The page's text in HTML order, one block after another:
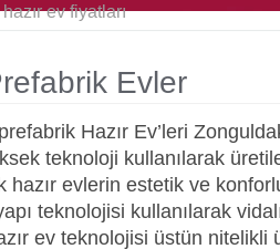
ev fiyatları
Evler
Hazır Ev’leri
teknoloji kullanılarak
hazır evlerin estetik ve
teknolojisi kullanılarak
ev teknolojisi üstün nitelikli